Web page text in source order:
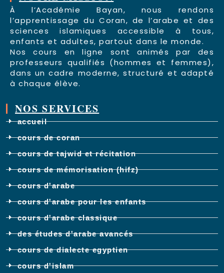
À l’Académie Bayan, nous rendons
l’apprentissage du Coran, de l’arabe et des
sciences islamiques accessible à tous,
enfants et adultes, partout dans le monde.
Nos cours en ligne sont animés par des
professeurs qualifiés (hommes et femmes),
dans un cadre moderne, structuré et adapté
à chaque élève.
NOS SERVICES
accueil
cours de coran
cours de tajwid et récitation
cours de mémorisation (hifz)
cours d'arabe
cours d'arabe pour les enfants
cours d'arabe classique
des études d'arabe avancés
cours de dialecte egyptien
cours d'islam